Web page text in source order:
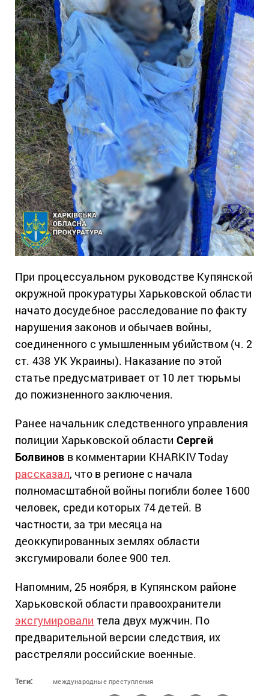
При процессуальном руководстве Купянской
окружной прокуратуры Харьковской области
начато досудебное расследование по факту
нарушения законов и обычаев войны,
соединенного с умышленным убийством (ч. 2
ст. 438 УК Украины). Наказание по этой
статье предусматривает от 10 лет тюрьмы
до пожизненного заключения.
Ранее начальник следственного управления
полиции Харьковской области Сергей
Болвинов в комментарии KHARKIV Today
рассказал, что в регионе с начала
полномасштабной войны погибли более 1600
человек, среди которых 74 детей. В
частности, за три месяца на
деоккупированных землях области
эксгумировали более 900 тел.
Напомним, 25 ноября, в Купянском районе
Харьковской области правоохранители
эксгумировали тела двух мужчин. По
предварительной версии следствия, их
расстреляли российские военные.
Теги: международные преступления